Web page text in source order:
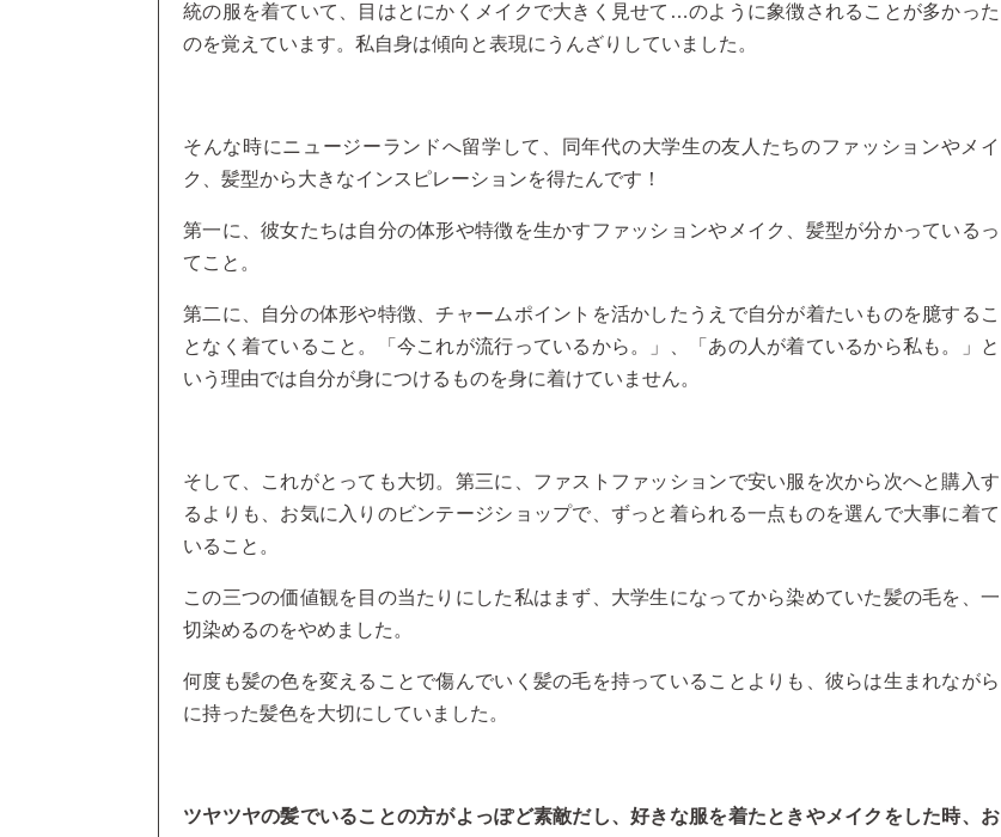
統の服を着ていて、目はとにかくメイクで大きく見せて…のように象徴されることが多かった
のを覚えています。私自身は傾向と表現にうんざりしていました。
そんな時にニュージーランドへ留学して、同年代の大学生の友人たちのファッションやメイ
ク、髪型から大きなインスピレーションを得たんです！
第一に、彼女たちは自分の体形や特徴を生かすファッションやメイク、髪型が分かっているっ
てこと。
第二に、自分の体形や特徴、チャームポイントを活かしたうえで自分が着たいものを臆するこ
となく着ていること。「今これが流行っているから。」、「あの人が着ているから私も。」と
いう理由では自分が身につけるものを身に着けていません。
そして、これがとっても大切。第三に、ファストファッションで安い服を次から次へと購入す
るよりも、お気に入りのビンテージショップで、ずっと着られる一点ものを選んで大事に着て
いること。
この三つの価値観を目の当たりにした私はまず、大学生になってから染めていた髪の毛を、一
切染めるのをやめました。
何度も髪の色を変えることで傷んでいく髪の毛を持っていることよりも、彼らは生まれながら
に持った髪色を大切にしていました。
ツヤツヤの髪でいることの方がよっぽど素敵だし、好きな服を着たときやメイクをした時、お